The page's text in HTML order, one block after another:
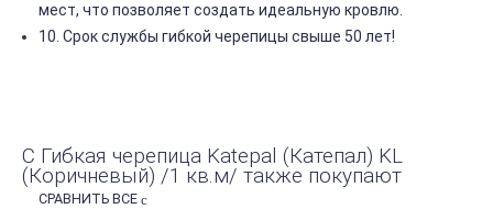
мест, что позволяет создать идеальную кровлю.
10. Срок службы гибкой черепицы свыше 50 лет!
С Гибкая черепица Katepal (Катепал) KL
(Коричневый) /1 кв.м/ также покупают
СРАВНИТЬ ВСЕ